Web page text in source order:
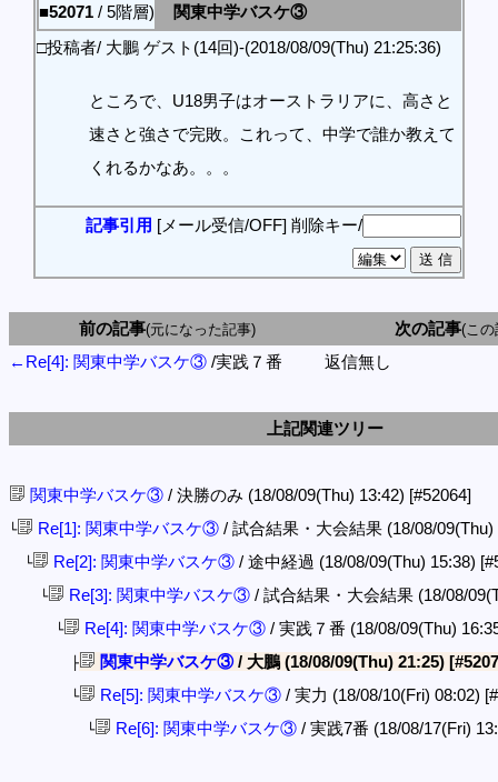
■52071 / 5階層)
関東中学バスケ③
□投稿者/ 大鵬 ゲスト(14回)-(2018/08/09(Thu) 21:25:36)
ところで、U18男子はオーストラリアに、高さと
速さと強さで完敗。これって、中学で誰か教えて
くれるかなあ。。。
記事引用 [メール受信/OFF] 削除キー/
前の記事(元になった記事) 次の記事(この
←Re[4]: 関東中学バスケ③ /実践７番 返信無し
上記関連ツリー
関東中学バスケ③ / 決勝のみ (18/08/09(Thu) 13:42) [#52064]
└ Re[1]: 関東中学バスケ③ / 試合結果・大会結果 (18/08/
└ Re[2]: 関東中学バスケ③ / 途中経過 (18/08/09(Thu) 15:38)
└ Re[3]: 関東中学バスケ③ / 試合結果・大会結果 (18/08/
└ Re[4]: 関東中学バスケ③ / 実践７番 (18/08/09(Thu)
├ 関東中学バスケ③/ 大鵬 (18/08/09(Thu) 21:25)
└ Re[5]: 関東中学バスケ③ / 実力 (18/08/10(Fri) 08:02)
└ Re[6]: 関東中学バスケ③ / 実践7番 (18/08/17(Fri)